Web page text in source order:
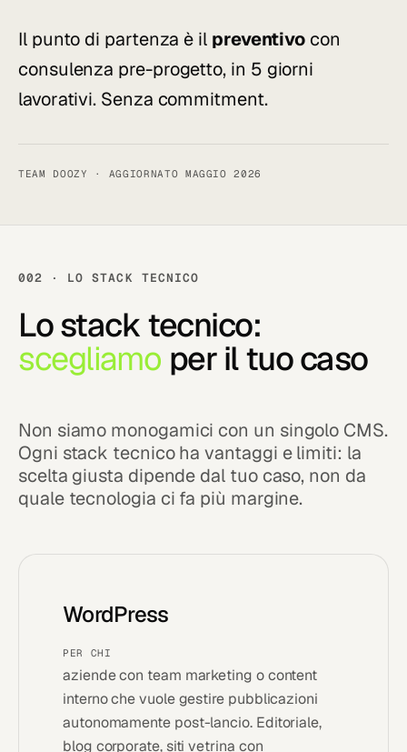
Il punto di partenza è il preventivo con
consulenza pre-progetto, in 5 giorni
lavorativi. Senza commitment.
TEAM DOOZY · AGGIORNATO MAGGIO 2026
002 · LO STACK TECNICO
Lo stack tecnico:
scegliamo per il tuo caso
Non siamo monogamici con un singolo CMS.
Ogni stack tecnico ha vantaggi e limiti: la
scelta giusta dipende dal tuo caso, non da
quale tecnologia ci fa più margine.
WordPress
PER CHI
aziende con team marketing o content
interno che vuole gestire pubblicazioni
autonomamente post-lancio. Editoriale,
blog corporate, siti vetrina con